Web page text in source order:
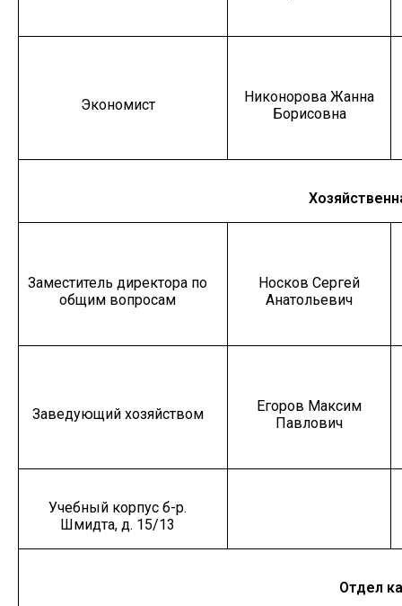
Экономист
Никонорова Жанна
Борисовна
Заместитель директора по
общим вопросам
Носков Сергей
Анатольевич
Заведующий хозяйством
Егоров Максим
Павлович
Учебный корпус б-р.
Шмидта, д. 15/13
Отдел